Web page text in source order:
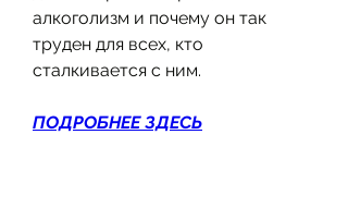
алкоголизм и почему он так
труден для всех, кто
сталкивается с ним.
ПОДРОБНЕЕ ЗДЕСЬ